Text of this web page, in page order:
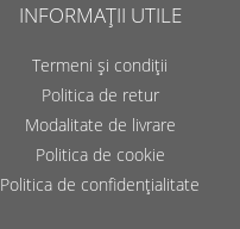
INFORMAȚII UTILE
Termeni și condiții
Politica de retur
Modalitate de livrare
Politica de cookie
Politica de confidențialitate